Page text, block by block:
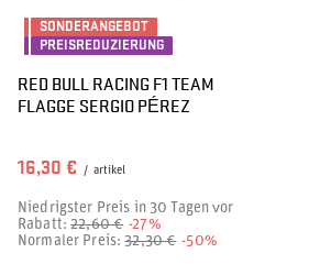
SONDERANGEBOT
PREISREDUZIERUNG
RED BULL RACING F1 TEAM
FLAGGE SERGIO PÉREZ
16,30 € / artikel
Niedrigster Preis in 30 Tagen vor
Rabatt:22,60 € -27%
Normaler Preis:32,30 € -50%